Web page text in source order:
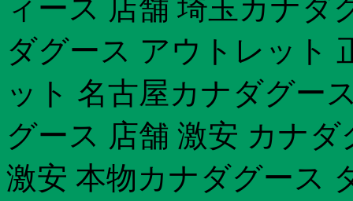
ィース 店舗 埼玉カナダ
ダグース アウトレット
ット 名古屋カナダグー
グース 店舗 激安 カナ
激安 本物カナダグース